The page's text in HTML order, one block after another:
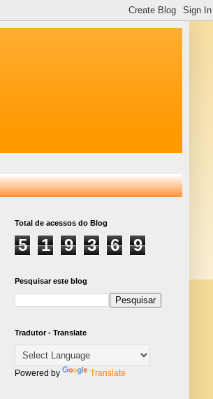
Total de acessos do Blog
5 1 9 3 6 9
Pesquisar este blog
Tradutor - Translate
Powered by Translate